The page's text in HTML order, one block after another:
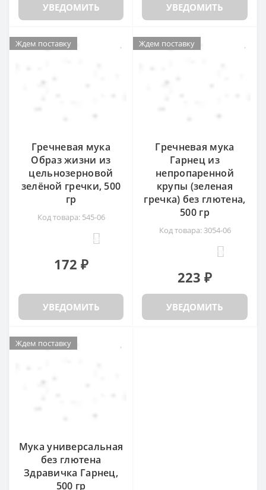
УВЕДОМИТЬ УВЕДОМИТЬ
Ждем поставку
Ждем поставку
Гречневая мука
Образ жизни из
цельнозерновой
зелёной гречки, 500
гр
Код товара: 545-06
172 ₽
УВЕДОМИТЬ
Ждем поставку
Ждем поставку
Гречневая мука
Гарнец из
непропаренной
крупы (зеленая
гречка) без глютена,
500 гр
Код товара: 3054-06
223 ₽
УВЕДОМИТЬ
Ждем поставку
Ждем поставку
Мука универсальная
без глютена
Здравичка Гарнец,
500 гр